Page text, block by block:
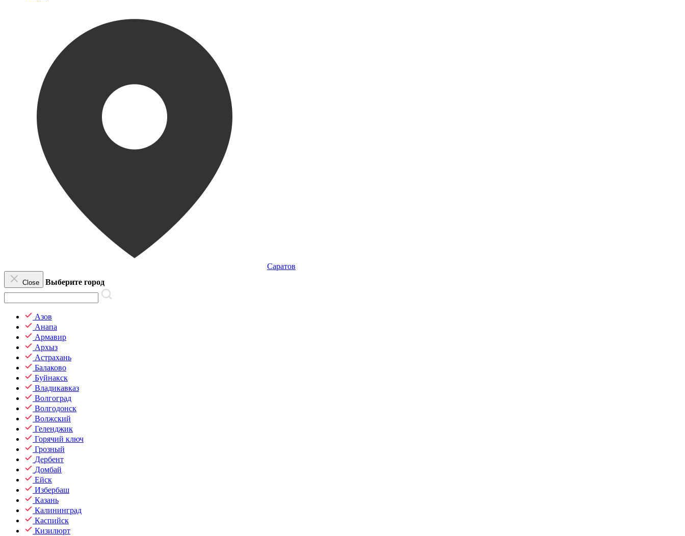
Саратов
Close Выберите город
Азов
Анапа
Армавир
Архыз
Астрахань
Балаково
Буйнакск
Владикавказ
Волгоград
Волгодонск
Волжский
Геленджик
Горячий ключ
Грозный
Дербент
Домбай
Ейск
Избербаш
Казань
Калининград
Каспийск
Кизилюрт